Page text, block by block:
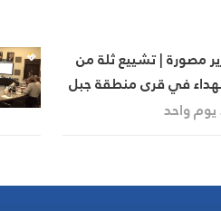
مصورة | تشييع ثلة من
في قرى منطقة جبل
الثانية
واحد